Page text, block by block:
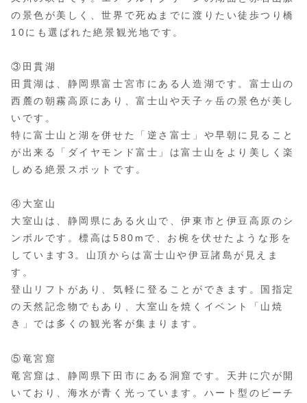
の景色が美しく、世界で死ぬまでに渡りたい徒歩つり橋
10にも選ばれた絶景観光地です。
③田貫湖
田貫湖は、静岡県富士宮市にある人造湖です。富士山の
西麓の朝霧高原にあり、富士山や天子ヶ岳の景色が美し
いです。
特に富士山と湖を併せた「逆さ富士」や早朝に見ること
が出来る「ダイヤモンド富士」は富士山をより美しく楽
しめる絶景スポットです。
④大室山
大室山は、静岡県にある火山で、伊東市と伊豆高原のシ
ンボルです。標高は580mで、お椀を伏せたような形を
しています3。山頂からは富士山や伊豆諸島が見えま
す。
登山リフトがあり、気軽に登ることができます。国指定
の天然記念物でもあり、大室山を焼くイベント「山焼
き」では多くの観光客が集まります。
⑤竜宮窟
竜宮窟は、静岡県下田市にある洞窟です。天井に穴が開
いており、海水が青く光っています。ハート型のビーチ